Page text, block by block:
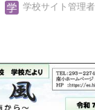
学校サイト管理者